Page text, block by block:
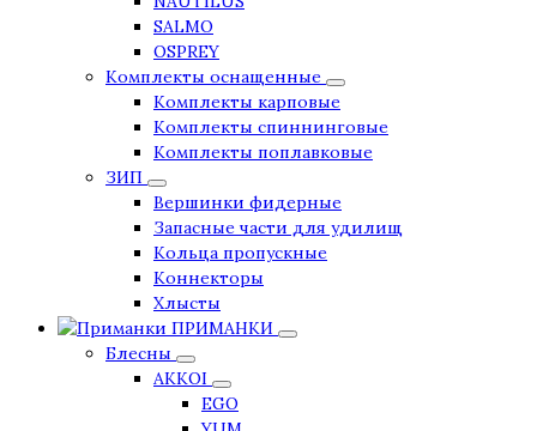
SALMO
OSPREY
Комплекты оснащенные
Комплекты карповые
Комплекты спиннинговые
Комплекты поплавковые
ЗИП
Вершинки фидерные
Запасные части для удилищ
Кольца пропускные
Коннекторы
Хлысты
ПРИМАНКИ
Блесны
AKKOI
EGO